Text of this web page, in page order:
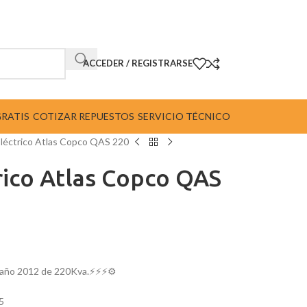
ACCEDER / REGISTRARSE
COTIZAR REPUESTOS SERVICIO TÉCNICO
Atlas Copco QAS 220
Atlas Copco QAS
2012 de 220Kva.⚡⚡⚡⚙️